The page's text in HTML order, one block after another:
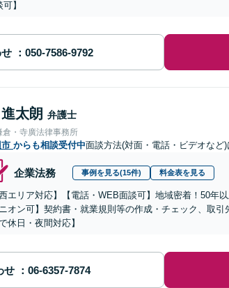
】
太朗 弁護士
倉・寺廣法律事務所
市 からも相談受付中面談方法(対面・電話・ビデオなど)
企業法務 事例を見る(15件) 料金表を見る
西エリア対応】【電話・WEB面談可】地域密着！50年
オン可】契約書・就業規則等の作成・チェック、取
休日・夜間対応】
せ